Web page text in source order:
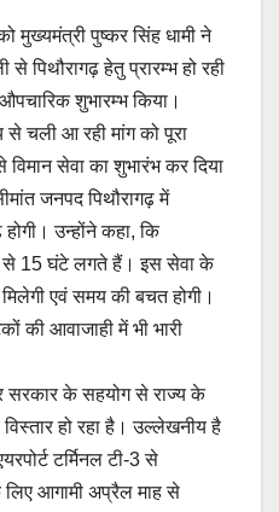
मुख्यमंत्री पुष्कर सिंह धामी ने
से पिथौरागढ़ हेतु प्रारम्भ हो रही
शुभारम्भ किया।
चली आ रही मांग को पूरा
सेवा का शुभारंभ कर दिया
जनपद पिथौरागढ़ में
उन्होंने कहा, कि
से 15 घंटे लगते हैं। इस सेवा के
एवं समय की बचत होगी।
की आवाजाही में भी भारी
सरकार के सहयोग से राज्य के
हो रहा है। उल्लेखनीय है
टर्मिनल टी-3 से
लिए आगामी अप्रैल माह से